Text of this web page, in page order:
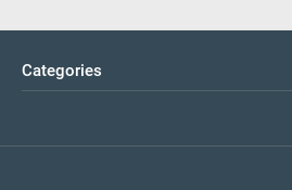
Categories